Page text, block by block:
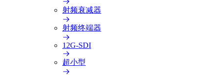
射频衰减器
射频终端器
12G-SDI
超小型